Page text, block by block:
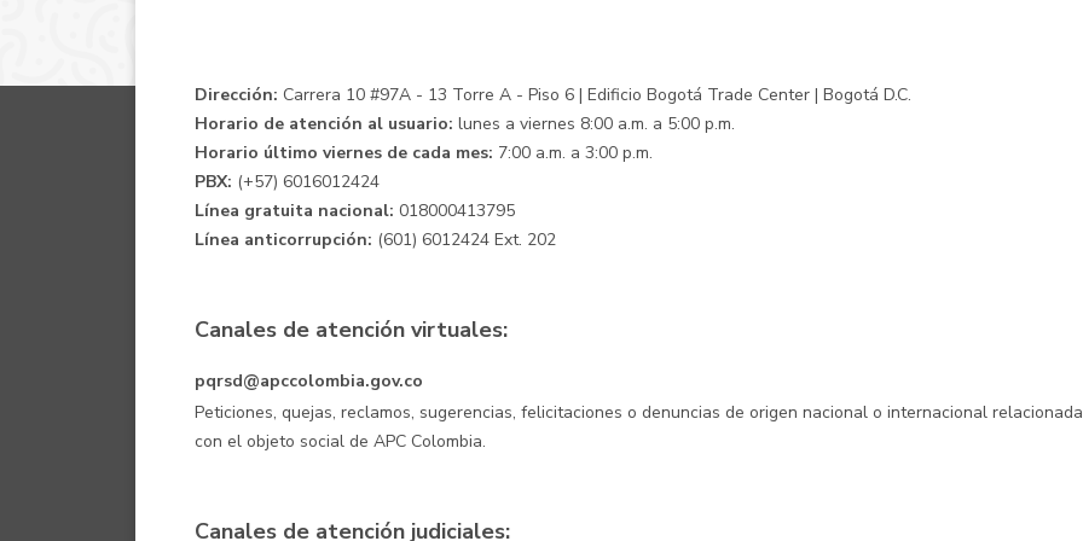
Dirección: Carrera 10 #97A - 13 Torre A - Piso 6 | Edificio Bogotá Trade Center | Bogotá D.C.
Horario de atención al usuario: lunes a viernes 8:00 a.m. a 5:00 p.m.
Horario último viernes de cada mes: 7:00 a.m. a 3:00 p.m.
PBX: (+57) 6016012424
Línea gratuita nacional: 018000413795
Línea anticorrupción: (601) 6012424 Ext. 202
Canales de atención virtuales:
pqrsd@apccolombia.gov.co
Peticiones, quejas, reclamos, sugerencias, felicitaciones o denuncias de origen nacional o internacional
con el objeto social de APC Colombia.
Canales de atención judiciales: